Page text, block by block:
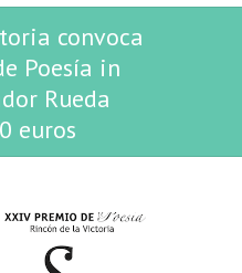
convoca
Poesía in
Rueda
euros